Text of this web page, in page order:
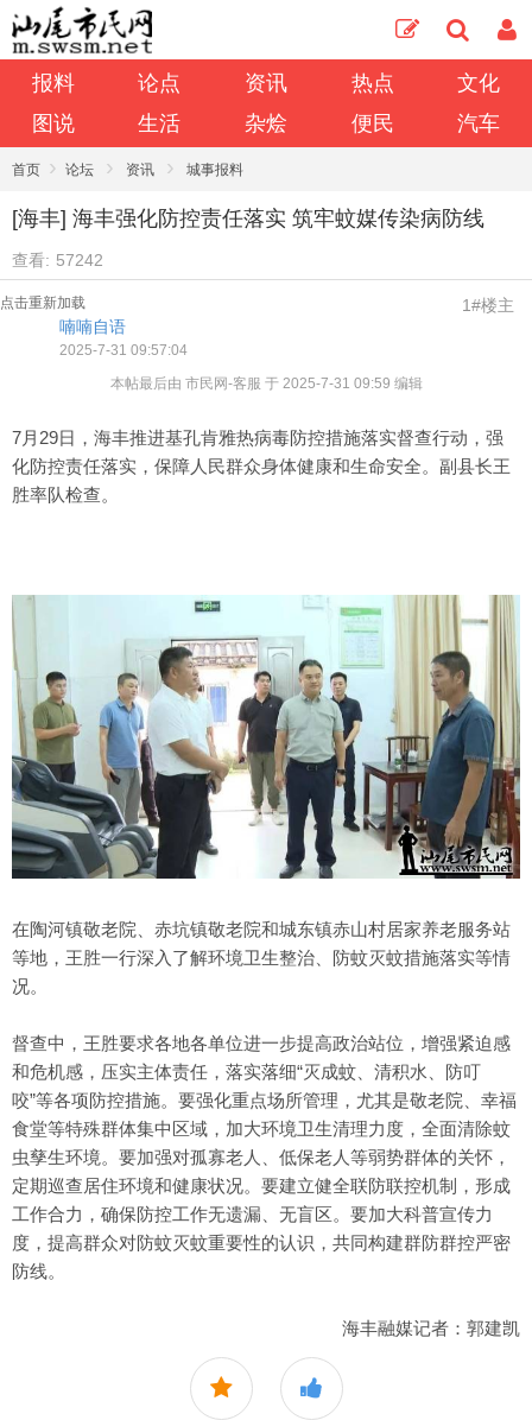
报料 论点 资讯 热点
文化
图说
生活 杂烩 便民 汽车
首页 › 论坛 › 资讯 › 城事报料
[海丰] 海丰强化防控责任落实 筑牢蚊媒传染病防线
查看: 57242
点击重新加载
喃喃自语
2025-7-31 09:57:04
1#楼主
本帖最后由 市民网-客服 于 2025-7-31 09:59 编辑
7月29日，海丰推进基孔肯雅热病毒防控措施落实督查行动，强
化防控责任落实，保障人民群众身体健康和生命安全。副县长王
胜率队检查。
在陶河镇敬老院、赤坑镇敬老院和城东镇赤山村居家养老服务站
等地，王胜一行深入了解环境卫生整治、防蚊灭蚊措施落实等情
况。
督查中，王胜要求各地各单位进一步提高政治站位，增强紧迫感
和危机感，压实主体责任，落实落细“灭成蚊、清积水、防叮
咬”等各项防控措施。要强化重点场所管理，尤其是敬老院、幸福
食堂等特殊群体集中区域，加大环境卫生清理力度，全面清除蚊
虫孳生环境。要加强对孤寡老人、低保老人等弱势群体的关怀，
定期巡查居住环境和健康状况。要建立健全联防联控机制，形成
工作合力，确保防控工作无遗漏、无盲区。要加大科普宣传力
度，提高群众对防蚊灭蚊重要性的认识，共同构建群防群控严密
防线。
海丰融媒记者：郭建凯